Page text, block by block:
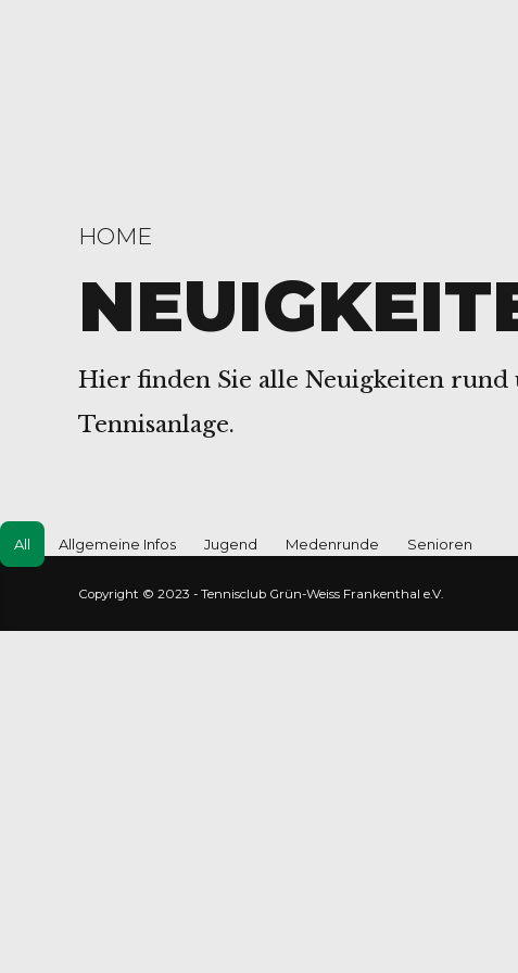
HOME
Hier finden Sie alle Neuigkeiten
Tennisanlage.
All Allgemeine Infos Jugend Medenrunde Senioren
Copyright © 2023 - Tennisclub Grün-Weiss Frankenthal e.V.